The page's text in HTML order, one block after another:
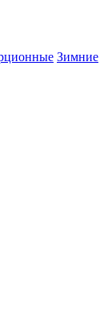
Зимние